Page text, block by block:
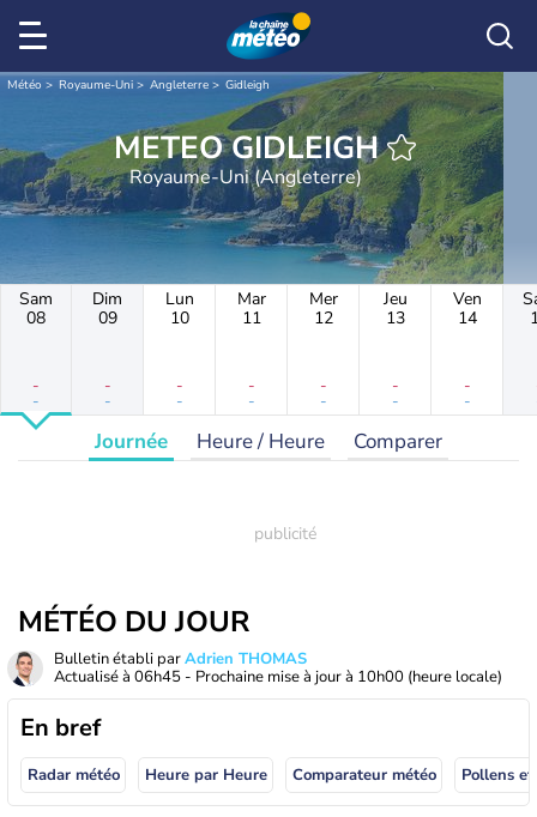
Météo Royaume-Uni Angleterre Gidleigh
METEO GIDLEIGH
Royaume-Uni (Angleterre)
Sam
08
-
-
Dim
09
-
-
Lun
10
-
-
Mar
11
-
-
Mer
12
-
-
Jeu
13
-
-
Ven
14
-
-
Journée Heure / Heure Comparer
MÉTÉO DU JOUR
Bulletin établi parAdrien THOMAS
Actualisé à 06h45 - Prochaine mise à jour à 10h00 (heure locale)
En bref
Radar météo Heure par Heure Comparateur météo Pollens